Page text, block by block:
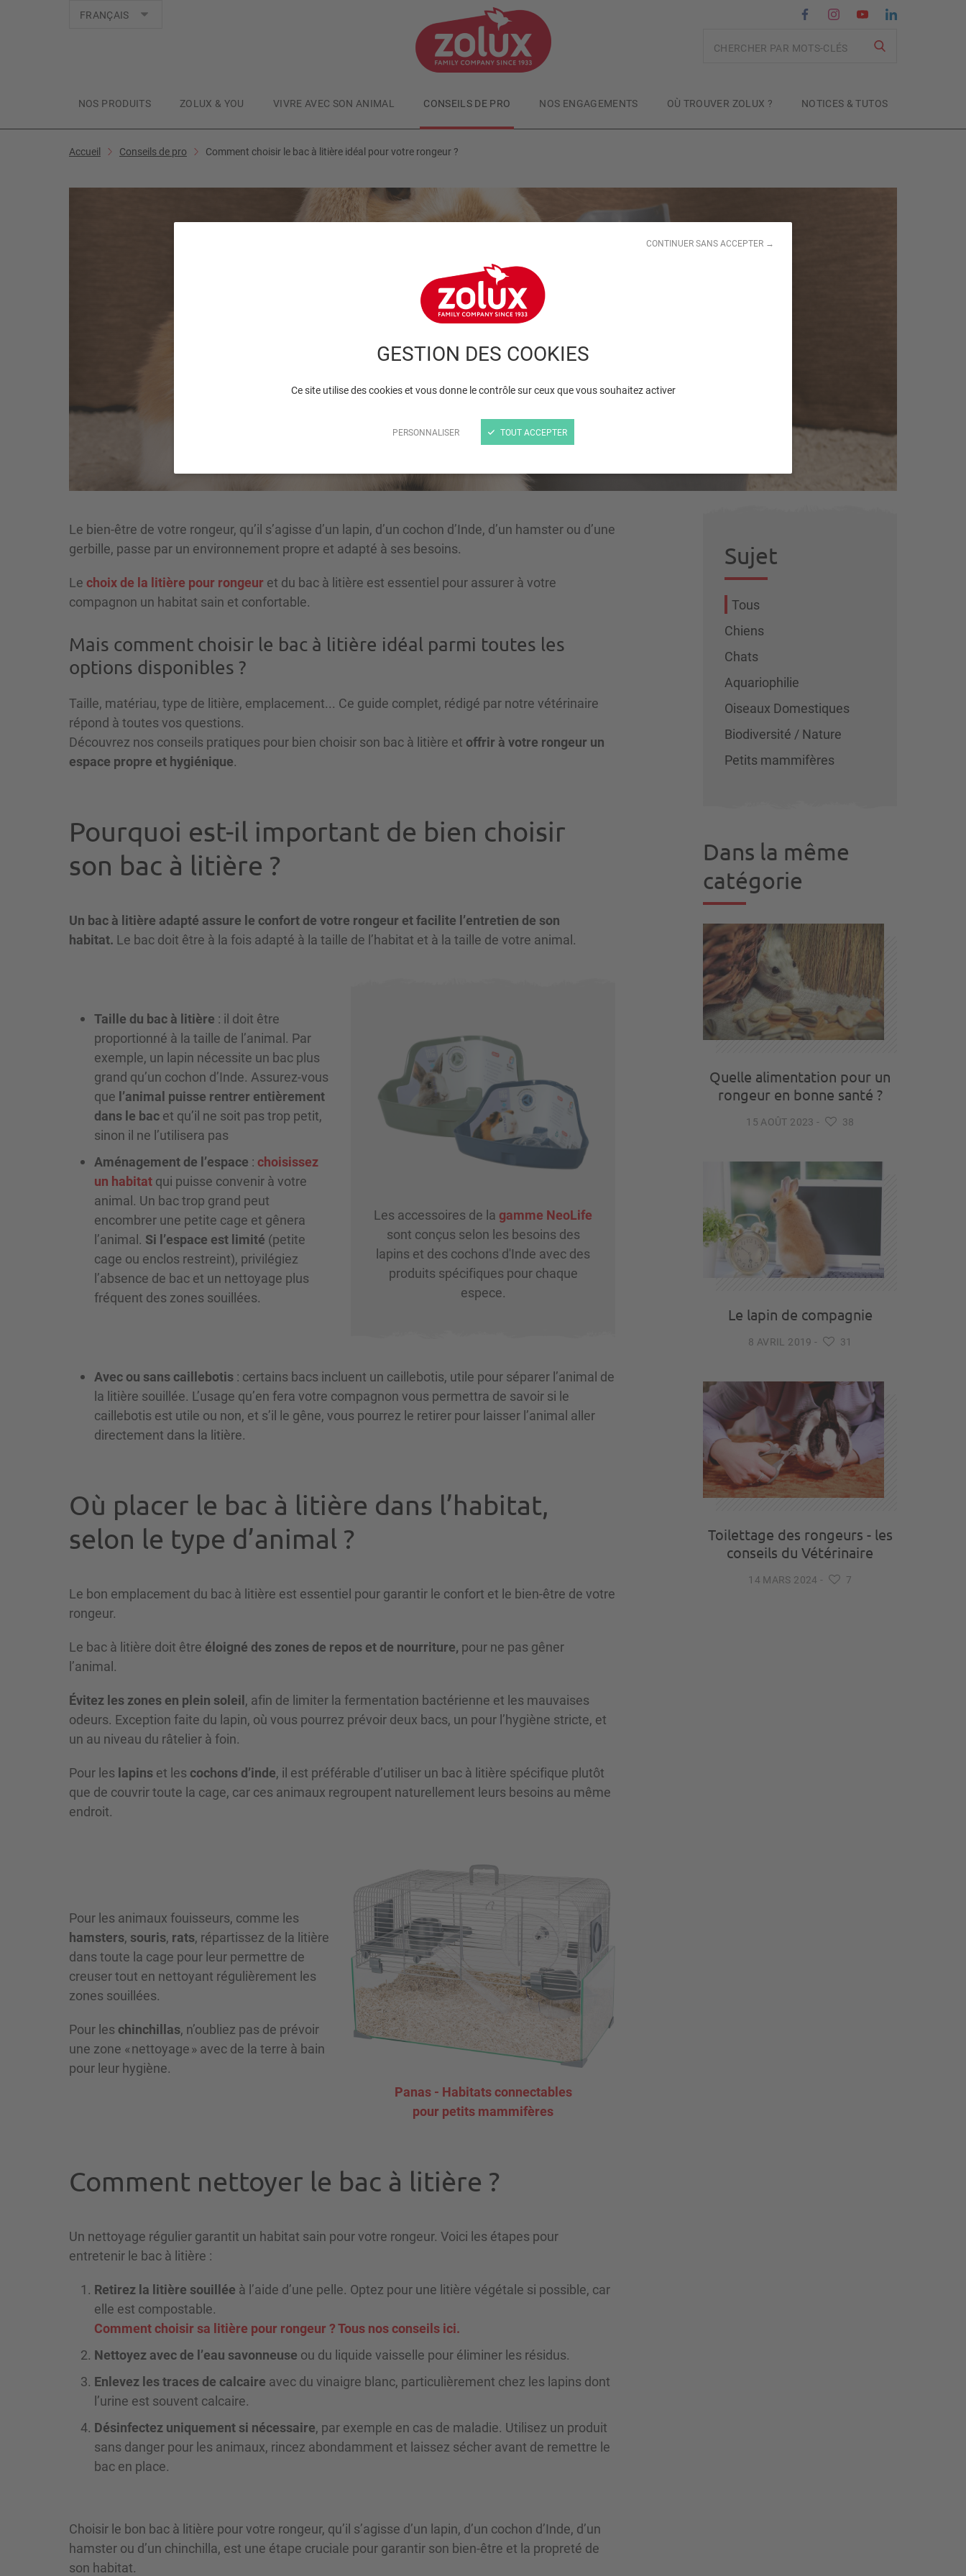
GESTION DES COOKIES
Ce site utilise des cookies et vous donne le contrôle sur ceux que vous souhaitez activer
PERSONNALISER
CONTINUER SANS ACCEPTER →
TOUT ACCEPTER
NOS PRODUITS ZOLUX & YOU VIVRE AVEC SON ANIMAL CONSEILS DE PRO NOS ENGAGEMENTS OÙ TROUVER ZOLUX ? NOTICES & TUTOS
Langues
FRANÇAIS
Accueil Conseils de pro Comment choisir le bac à litière idéal pour votre rongeur ?
Petits mammifères Publié le
Comment choisir le bac à
litière idéal pour votre
rongeur ?
Le bien-être de votre rongeur, qu’il s’agisse d’un lapin, d’un cochon d’Inde, d’un hamster ou d’une
gerbille, passe par un environnement propre et adapté à ses besoins.
Le choix de la litière pour rongeur et du bac à litière est essentiel pour assurer à votre
compagnon un habitat sain et confortable.
Mais comment choisir le bac à litière idéal parmi toutes les
options disponibles ?
Taille, matériau, type de litière, emplacement... Ce guide complet, rédigé par notre vétérinaire
répond à toutes vos questions.
Découvrez nos conseils pratiques pour bien choisir son bac à litière et offrir à votre rongeur un
espace propre et hygiénique.
Pourquoi est-il important de bien choisir
son bac à litière ?
Un bac à litière adapté assure le confort de votre rongeur et facilite l’entretien de son
habitat. Le bac doit être à la fois adapté à la taille de l’habitat et à la taille de votre animal.
Taille du bac à litière : il doit être
proportionné à la taille de l’animal. Par
exemple, un lapin nécessite un bac plus
grand qu’un cochon d’Inde. Assurez-vous
que l’animal puisse rentrer entièrement
dans le bac et qu’il ne soit pas trop petit,
sinon il ne l’utilisera pas
Aménagement de l’espace : choisissez
un habitat qui puisse convenir à votre
animal. Un bac trop grand peut
encombrer une petite cage et gênera
l’animal. Si l’espace est limité (petite
cage ou enclos restreint), privilégiez
l’absence de bac et un nettoyage plus
fréquent des zones souillées.
Les accessoires de la gamme NeoLife
sont conçus selon les besoins des
lapins et des cochons d'Inde avec des
produits spécifiques pour chaque
espece.
Avec ou sans caillebotis : certains bacs incluent un caillebotis, utile pour séparer l’animal de
la litière souillée. L’usage qu’en fera votre compagnon vous permettra de savoir si le
caillebotis est utile ou non, et s’il le gêne, vous pourrez le retirer pour laisser l’animal aller
directement dans la litière.
Où placer le bac à litière dans l’habitat,
selon le type d’animal ?
Le bon emplacement du bac à litière est essentiel pour garantir le confort et le bien-être de votre
rongeur.
Le bac à litière doit être éloigné des zones de repos et de nourriture, pour ne pas gêner
l’animal.
Évitez les zones en plein soleil, afin de limiter la fermentation bactérienne et les mauvaises
odeurs. Exception faite du lapin, où vous pourrez prévoir deux bacs, un pour l’hygiène stricte, et
un au niveau du râtelier à foin.
Pour les lapins et les cochons d’inde, il est préférable d’utiliser un bac à litière spécifique plutôt
que de couvrir toute la cage, car ces animaux regroupent naturellement leurs besoins au même
endroit.
Pour les animaux fouisseurs, comme les
hamsters, souris, rats, répartissez de la litière
dans toute la cage pour leur permettre de
creuser tout en nettoyant régulièrement les
zones souillées.
Pour les chinchillas, n’oubliez pas de prévoir
une zone « nettoyage » avec de la terre à bain
pour leur hygiène.
Panas - Habitats connectables
pour petits mammifères
Comment nettoyer le bac à litière ?
Un nettoyage régulier garantit un habitat sain pour votre rongeur. Voici les étapes pour
entretenir le bac à litière :
Retirez la litière souillée à l’aide d’une pelle. Optez pour une litière végétale si possible, car
elle est compostable.
Comment choisir sa litière pour rongeur ? Tous nos conseils ici.
Nettoyez avec de l’eau savonneuse ou du liquide vaisselle pour éliminer les résidus.
Enlevez les traces de calcaire avec du vinaigre blanc, particulièrement chez les lapins dont
l’urine est souvent calcaire.
Désinfectez uniquement si nécessaire, par exemple en cas de maladie. Utilisez un produit
sans danger pour les animaux, rincez abondamment et laissez sécher avant de remettre le
bac en place.
Choisir le bon bac à litière pour votre rongeur, qu’il s’agisse d’un lapin, d’un cochon d’Inde, d’un
hamster ou d’un chinchilla, est une étape cruciale pour garantir son bien-être et la propreté de
son habitat.
Sujet
Tous
Chiens
Chats
Aquariophilie
Oiseaux Domestiques
Biodiversité / Nature
Petits mammifères
Dans la même
catégorie
Quelle alimentation pour un
rongeur en bonne santé ?
15 AOÛT 2023 - 38
Le lapin de compagnie
8 AVRIL 2019 - 31
Toilettage des rongeurs - les
conseils du Vétérinaire
14 MARS 2024 - 7